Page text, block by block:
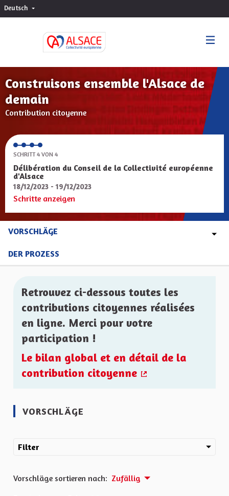
Deutsch Choisir la langue
Construisons ensemble l'Alsace de
demain
Contribution citoyenne
SCHRITT 4 VON 4
Délibération du Conseil de la Collectivité européenne
d'Alsace
18/12/2023 - 19/12/2023
Schritte anzeigen
VORSCHLÄGE
DER PROZESS
Retrouvez ci-dessous toutes les
contributions citoyennes réalisées
en ligne. Merci pour votre
participation !
Le bilan global et en détail de la
contribution citoyenne
VORSCHLÄGE
Filter
Vorschläge sortieren nach: Zufällig